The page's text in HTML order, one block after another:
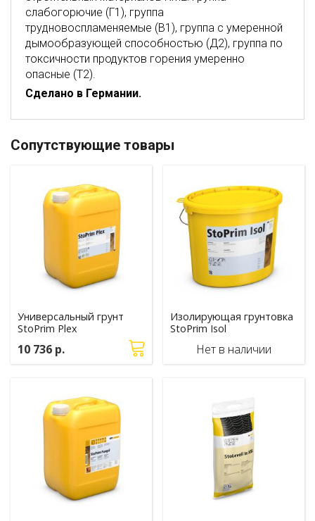
слабогорючие (Г1), группа
трудновоспламеняемые (В1), группа с умеренной
дымообразующей способностью (Д2), группа по
токсичности продуктов горения умеренно
опасные (Т2).
Сделано в Германии.
Сопутствующие товары
Универсальный грунт
StoPrim Plex
10 736 р.
Изолирующая грунтовка
StoPrim Isol
Нет в наличии